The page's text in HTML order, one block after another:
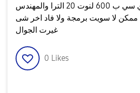
قد صارت لي تغير الاي سي ب 600 لنوت 20 الترا والمهندس
لا سويت برمجة ولا فاد اخر شى
غيرت الجوال
0 Likes